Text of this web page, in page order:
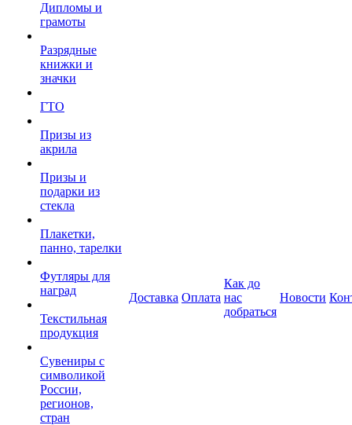
Дипломы и
грамоты
Разрядные
книжки и
значки
ГТО
Призы из
акрила
Призы и
подарки из
стекла
Плакетки,
панно, тарелки
Футляры для
наград
Текстильная
продукция
Сувениры с
символикой
России,
регионов,
стран
Доставка Оплата
Как до
нас
добраться
Новости